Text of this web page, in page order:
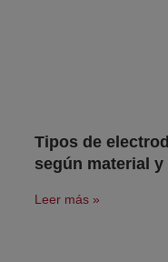
Tipos de
según material
Leer más »